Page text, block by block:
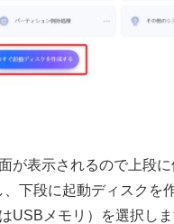
が表示されるので上段
下段に起動ディスクを
USBメモリ）を選択しま